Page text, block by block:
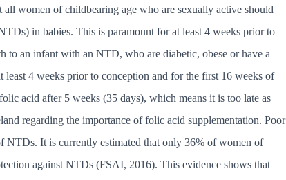
women of childbearing age who are sexually active should
in babies. This is paramount for at least 4 weeks prior to
to an infant with an NTD, who are diabetic, obese or have a
4 weeks prior to conception and for the first 16 weeks of
acid after 5 weeks (35 days), which means it is too late as
regarding the importance of folic acid supplementation. Poor
NTDs. It is currently estimated that only 36% of women of
against NTDs (FSAI, 2016). This evidence shows that